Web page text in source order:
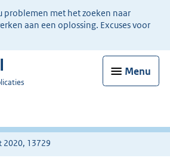
problemen met het zoeken naar
aan een oplossing. Excuses voor
Menu
2020, 13729